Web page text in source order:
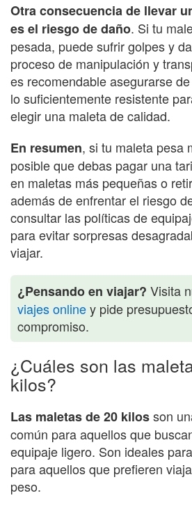
Otra consecuencia de llevar
es el riesgo de daño. Si tu
pesada, puede sufrir golpes y
proceso de manipulación y
es recomendable asegurarse
lo suficientemente resistente
elegir una maleta de calidad.
En resumen, si tu maleta pesa
posible que debas pagar una
en maletas más pequeñas o
además de enfrentar el riesgo
consultar las políticas de
para evitar sorpresas
viajar.
¿Pensando en viajar? Visita
viajes onliney pide
compromiso.
¿Cuáles son las
kilos?
Las maletas de 20 kilosson
común para aquellos que
equipaje ligero. Son ideales
para aquellos que prefieren
peso.